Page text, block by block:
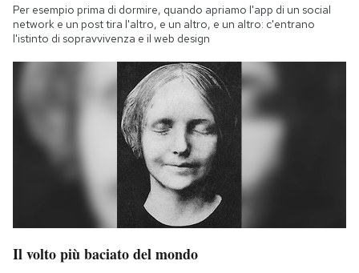
Per esempio prima di dormire, quando apriamo l'app di un social
network e un post tira l'altro, e un altro, e un altro: c'entrano
l'istinto di sopravvivenza e il web design
Il volto più baciato del mondo